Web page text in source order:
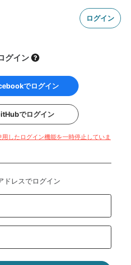
ログイン
グイン
でログイン
でログイン
したログイン機能を一時停止していま
ドレスでログイン